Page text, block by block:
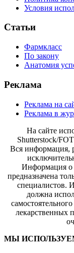
Условия
Статьи
Фармкласс
По закону
Анатомия
Реклама
Реклама на
Реклама в
На сайте
Shutterstock/
Вся информация,
Информация о
предназначена
специалистов.
должна
лекарственных
МЫ